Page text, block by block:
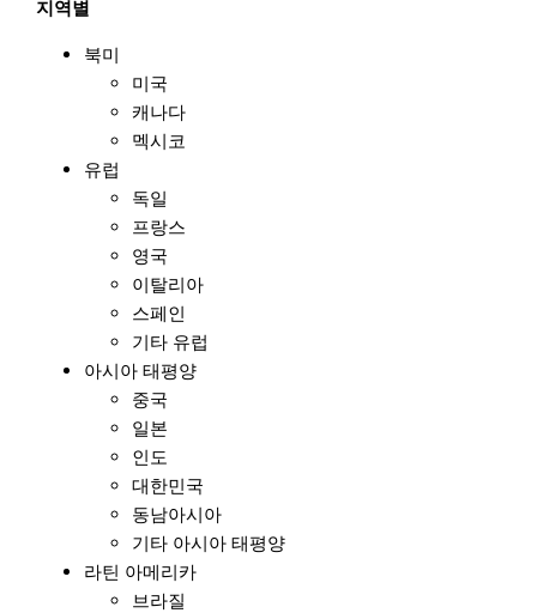
지역별
북미
미국
캐나다
멕시코
유럽
독일
프랑스
영국
이탈리아
스페인
기타 유럽
아시아 태평양
중국
일본
인도
대한민국
동남아시아
기타 아시아 태평양
라틴 아메리카
브라질